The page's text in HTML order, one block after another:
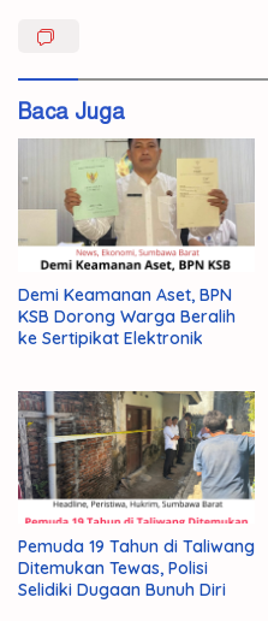
Layanan
Manemeng
Miskin
Untuk
Warga
Baca Juga
Demi Keamanan Aset, BPN
KSB Dorong Warga Beralih
ke Sertipikat Elektronik
Pemuda 19 Tahun di Taliwang
Ditemukan Tewas, Polisi
Selidiki Dugaan Bunuh Diri